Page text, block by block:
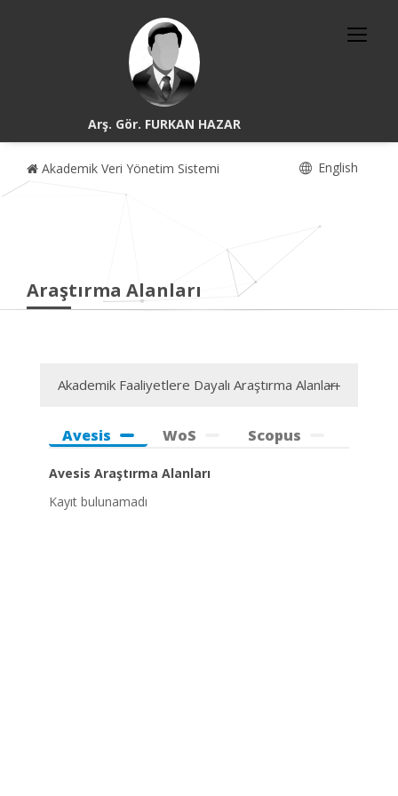
Arş. Gör. FURKAN HAZAR
Akademik Veri Yönetim Sistemi English
Araştırma Alanları
Akademik Faaliyetlere Dayalı Araştırma Alanları
Avesis WoS Scopus
Avesis Araştırma Alanları
Kayıt bulunamadı